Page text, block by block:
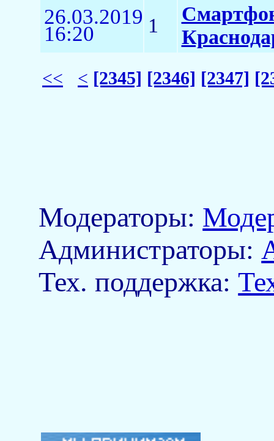
26.03.2019
16:20 1
<< < [2345] [2346] [2347]
Модераторы:
Aдминистраторы:
Тех. поддержка: